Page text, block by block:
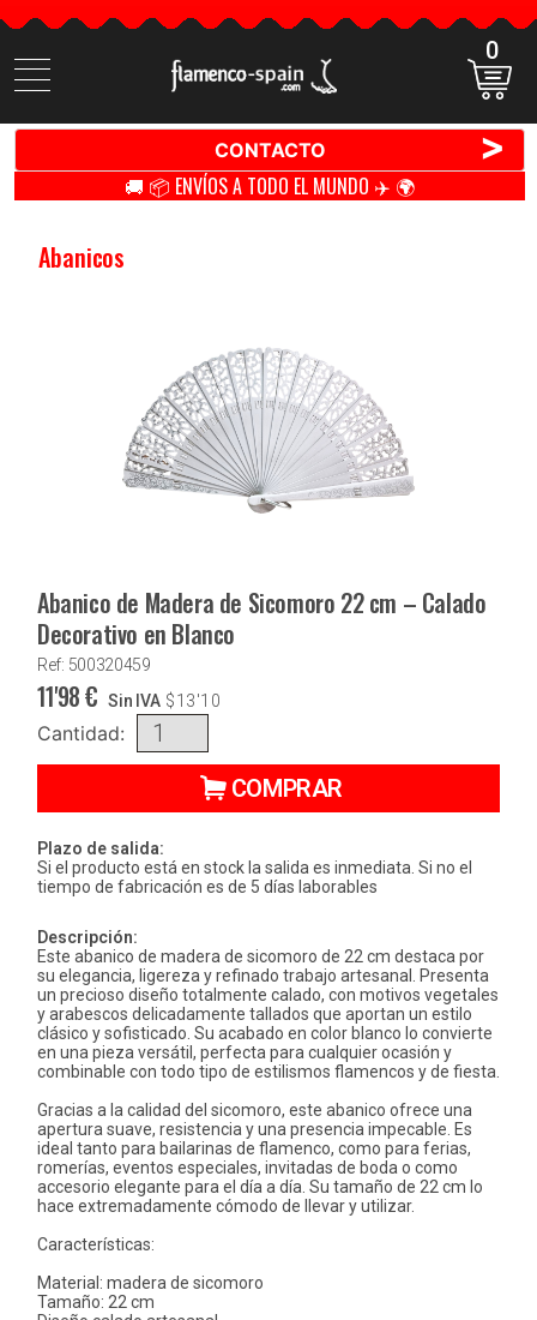
Buscar
productos
0
CONTACTO >
🚚 📦 ENVÍOS A TODO EL MUNDO ✈️ 🌍
Abanicos
Abanico de Madera de Sicomoro 22 cm – Calado
Decorativo en Blanco
Ref: 500320459
11'98€ Sin IVA $13'10
Cantidad:
COMPRAR
Plazo de salida:
Si el producto está en stock la salida es inmediata. Si no el
tiempo de fabricación es de 5 días laborables
Descripción:
Este abanico de madera de sicomoro de 22 cm destaca por
su elegancia, ligereza y refinado trabajo artesanal. Presenta
un precioso diseño totalmente calado, con motivos vegetales
y arabescos delicadamente tallados que aportan un estilo
clásico y sofisticado. Su acabado en color blanco lo convierte
en una pieza versátil, perfecta para cualquier ocasión y
combinable con todo tipo de estilismos flamencos y de fiesta.
Gracias a la calidad del sicomoro, este abanico ofrece una
apertura suave, resistencia y una presencia impecable. Es
ideal tanto para bailarinas de flamenco, como para ferias,
romerías, eventos especiales, invitadas de boda o como
accesorio elegante para el día a día. Su tamaño de 22 cm lo
hace extremadamente cómodo de llevar y utilizar.
Características:
Material: madera de sicomoro
Tamaño: 22 cm